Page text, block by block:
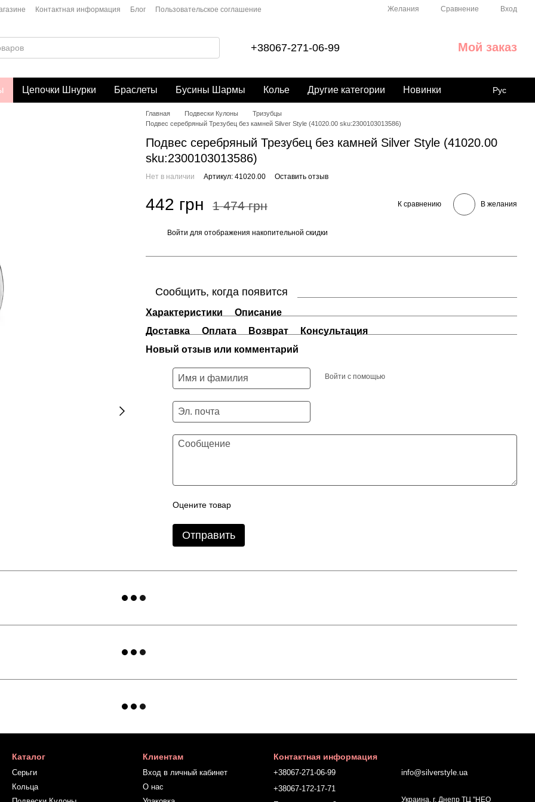
Контактная информация Блог Пользовательское соглашение Желания Сравнение Вход
+38067-271-06-99 Мой заказ
Цепочки Шнурки Браслеты Бусины Шармы Колье Другие категории Новинки Рус
Главная Подвески Кулоны
Тризубцы
Подвес серебряный Трезубец без камней Silver Style (41020.00 sku:2300103013586)
Подвес серебряный Трезубец без камней Silver Style (41020.00
sku:2300103013586)
Нет в наличии Артикул: 41020.00 Оставить отзыв
442 грн 1 474 грн К сравнению В желания
Войти для отображения накопительной скидки
Сообщить, когда появится
Характеристики
Описание
Доставка
Оплата Возврат
Консультация
Новый отзыв или комментарий
Войти с помощью
Оцените товар
Отправить
Каталог
Серьги
Кольца
Клиентам
Вход в личный кабинет
О нас
Контактная информация
+38067-271-06-99
+38067-172-17-71
info@silverstyle.ua
Украина, г. Днепр ТЦ "НЕО